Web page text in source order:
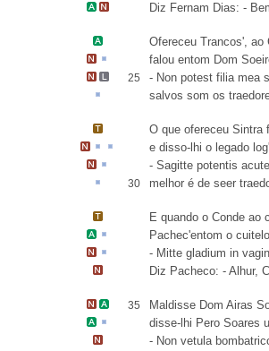
Diz Fernam Dias: -
Ofereceu Trancos', ao
falou entom Dom
25 - Non potest filia mea
salvos som os
O que ofereceu Sintra
e disso-lhi o legado
- Sagitte potentis acute
30 melhor é de seer
E quando o Conde ao
Pachec'entom o cuitelo
- Mitte gladium in
Diz Pacheco: - Alhur,
35 Maldisse Dom Airas
disse-lhi Pero Soares
- Non vetula